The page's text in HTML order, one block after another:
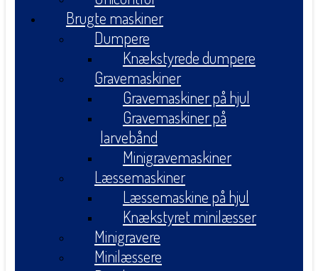
Brugte maskiner
Dumpere
Knækstyrede dumpere
Gravemaskiner
Gravemaskiner på hjul
Gravemaskiner på
larvebånd
Minigravemaskiner
Læssemaskiner
Læssemaskine på hjul
Knækstyret minilæsser
Minigravere
Minilæssere